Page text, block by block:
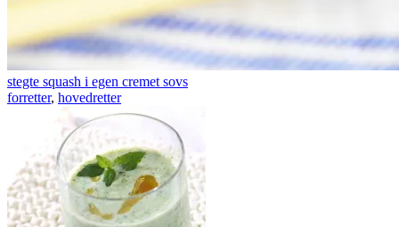
stegte squash i egen cremet sovs
forretter, hovedretter